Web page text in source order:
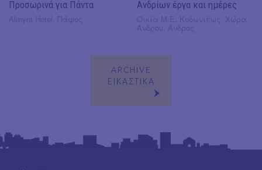
Προσωρινά για Πάντα
Ανδρίων έργα και ημέρες
ARCHIVE
ΕΙΚΑΣΤΙΚΑ